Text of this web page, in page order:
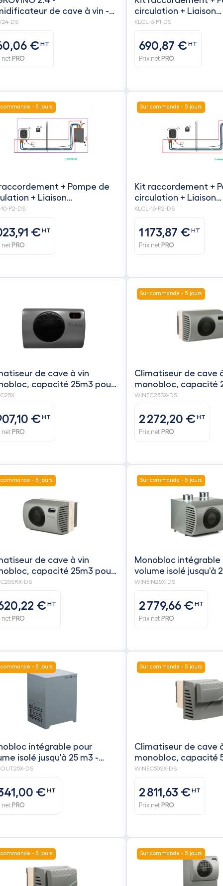
de cave à vin -
DS
€HT
net PRO
circulation + Liaison
hydraulique./
KLCL-6-P1-DS
690,87 €HT
Prix net PRO
commande - 5 jours
+ Pompe de
+ Liaison
électrique.
10-P2-DS
€HT
net PRO
Sur commande - 5 jours
Kit raccordement +
circulation + Liaison
hydraulique./
KLCL-16-P2-DS
1 173,87 €HT
Prix net PRO
de cave à vin
capacité 25m3 pour
isolé- froid seul -
€HT
net PRO
Sur commande - 5 jours
Climatiseur de cave
monobloc, capacité
volume isolé- froid +
WINEC25SX-DS
2 272,20 €HT
Prix net PRO
commande - 5 jours
de cave à vin
capacité 25m3 pour
isolé- froid +
- WINEMASTER
DS
€HT
net PRO
Sur commande - 5 jours
Monobloc intégrable
volume isolé jusqu'à
froid + réchauffage -
WINEIN25X-DS
2 779,66 €HT
Prix net PRO
commande - 5 jours
intégrable pour
isolé jusqu'à 25 m3 -
+ réchauffage à mettre à
DS
€HT
net PRO
Sur commande - 5 jours
Climatiseur de cave
monobloc, capacité
volume isolé- froid +
WINEC50SX-DS
2 811,63 €HT
Prix net PRO
commande - 5 jours Sur commande - 5 jours